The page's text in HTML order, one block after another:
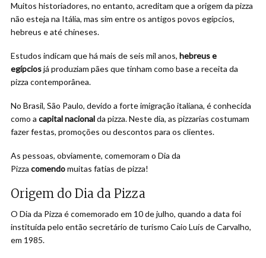
Muitos historiadores, no entanto, acreditam que a origem da pizza
não esteja na Itália, mas sim entre os antigos povos egípcios,
hebreus e até chineses.
Estudos indicam que há mais de seis mil anos, hebreus e
egípciosjá produziam pães que tinham como base a receita da
pizza contemporânea.
No Brasil, São Paulo, devido a forte imigração italiana, é conhecida
como a capital nacionalda pizza. Neste dia, as pizzarias costumam
fazer festas, promoções ou descontos para os clientes.
As pessoas, obviamente, comemoram o Dia da
Pizza comendomuitas fatias de pizza!
Origem do Dia da Pizza
O Dia da Pizza é comemorado em 10 de julho, quando a data foi
instituída pelo então secretário de turismo Caio Luís de Carvalho,
em 1985.